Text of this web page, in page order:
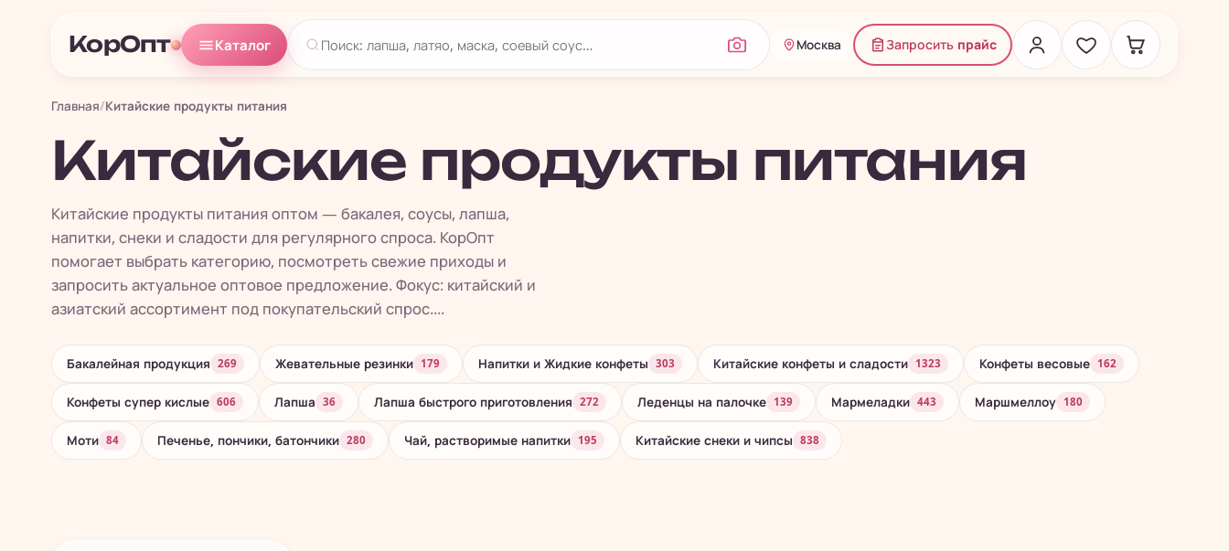
КорОпт Каталог Москва Запросить прайс
Главная/Китайские продукты питания
Китайские продукты питания
Китайские продукты питания оптом — бакалея, соусы, лапша,
напитки, снеки и сладости для регулярного спроса. КорОпт
помогает выбрать категорию, посмотреть свежие приходы и
запросить актуальное оптовое предложение. Фокус: китайский и
азиатский ассортимент под покупательский спрос....
Бакалейная продукция 269 Жевательные резинки 179 Напитки и Жидкие конфеты 303 Китайские конфеты и сладости 1323 Конфеты весовые 162
Конфеты супер кислые 606 Лапша 36 Лапша быстрого приготовления 272 Леденцы на палочке 139 Мармеладки 443 Маршмеллоу 180
Моти 84 Печенье, пончики, батончики 280 Чай, растворимые напитки 195 Китайские снеки и чипсы 838